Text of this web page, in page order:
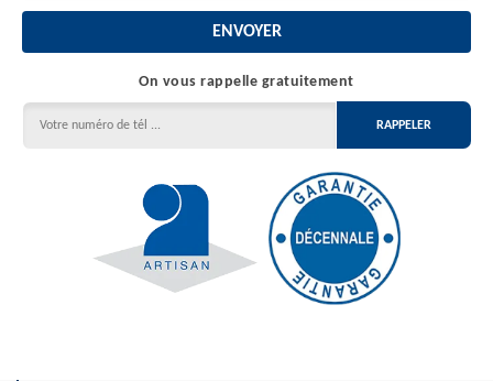
On vous rappelle gratuitement